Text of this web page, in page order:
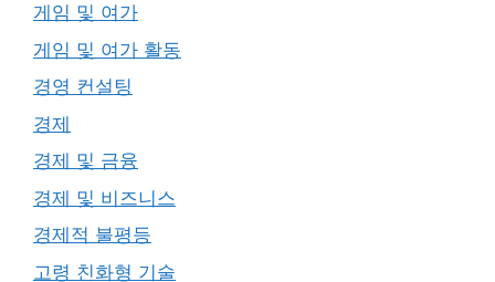
게임 및 여가
게임 및 여가 활동
경영 컨설팅
경제
경제 및 금융
경제 및 비즈니스
경제적 불평등
고령 친화형 기술